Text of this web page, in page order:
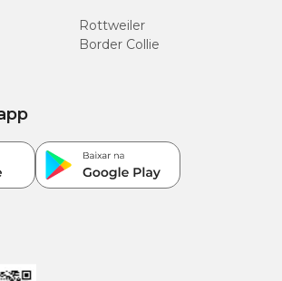
Rottweiler
Border Collie